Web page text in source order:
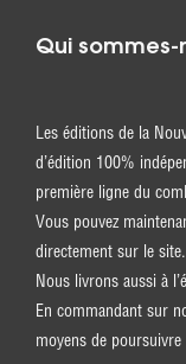
Qui sommes-
Les éditions de la
d’édition 100%
première ligne du
Vous pouvez
directement sur le site.
Nous livrons aussi à
En commandant sur
moyens de